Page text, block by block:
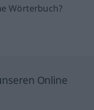
Wörterbuch?
Online